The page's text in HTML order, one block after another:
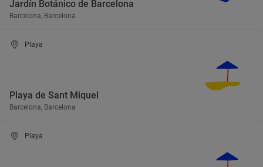
Jardín Botánico de Barcelona
Barcelona, Barcelona
Playa
Playa de Sant Miquel
Barcelona, Barcelona
Playa